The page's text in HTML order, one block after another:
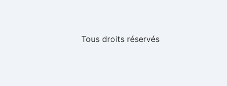
Tous droits réservés